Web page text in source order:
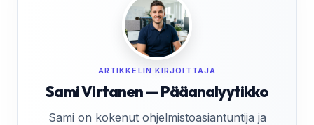
ARTIKKELIN KIRJOITTAJA
Sami Virtanen — Pääanalyytikko
Sami on kokenut ohjelmistoasiantuntija ja